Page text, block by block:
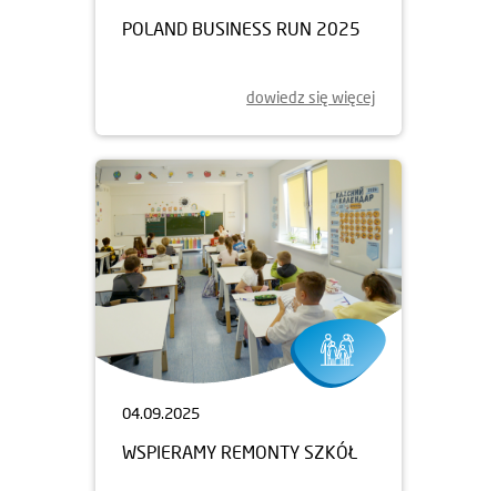
POLAND BUSINESS RUN 2025
dowiedz się więcej
04.09.2025
WSPIERAMY REMONTY SZKÓŁ